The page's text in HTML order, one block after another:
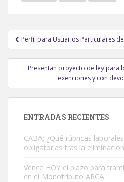
Navegación
de
entradas
Perfil para Usuarios Particulares
Presentan proyecto de ley para
exenciones y con
ENTRADAS RECIENTES
CABA: ¿Qué rúbricas
obligatorias tras la
Vence HOY el plazo para
en el Monotributo ARCA